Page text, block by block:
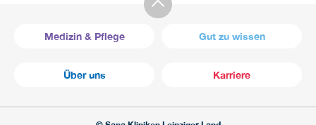
Medizin & Pflege Gut zu wissen
Über uns Karriere